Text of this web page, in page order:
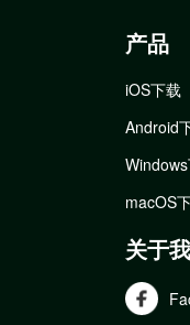
产品
iOS下载
Android
macOS
关于